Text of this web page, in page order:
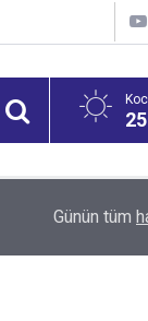
Vali Aktaş, İzmit
Günün tüm